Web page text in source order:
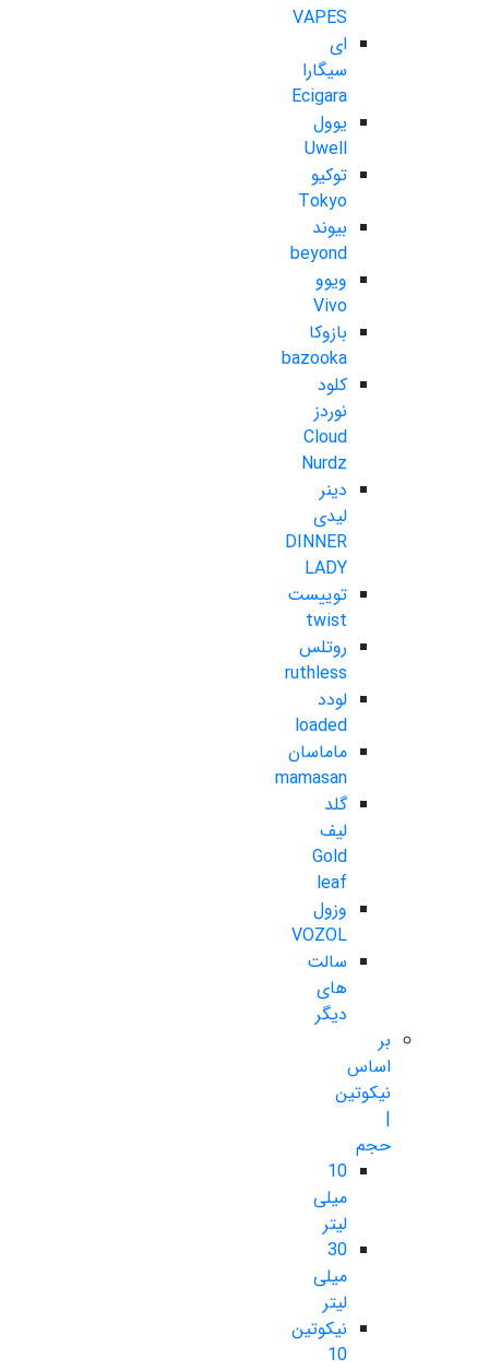
VAPES
ای
سیگارا
Ecigara
یوول
Uwell
توکیو
Tokyo
بیوند
beyond
ویوو
Vivo
بازوکا
bazooka
کلود
نوردز
Cloud
Nurdz
دینر
لیدی
DINNER
LADY
توییست
twist
روتلس
ruthless
لودد
loaded
ماماسان
mamasan
گلد
لیف
Gold
leaf
وزول
VOZOL
سالت
های
دیگر
بر
اساس
نیکوتین
|
حجم
10
میلی
لیتر
30
میلی
لیتر
نیکوتین
10